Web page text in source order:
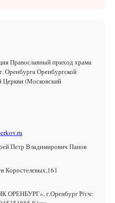
Православный приход храма
Оренбурга Оренбургской
Церкви (Московский
Петр Владимирович Панов
Коростелевых,161
г.Оренбург Р/сч: